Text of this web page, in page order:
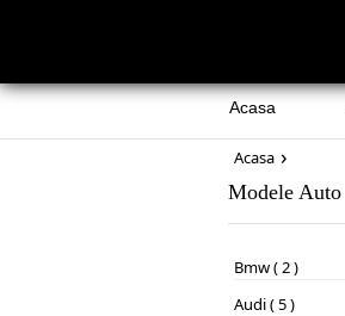
Acasa
Acasa ›
Modele Auto
Bmw ( 2 )
Audi ( 5 )